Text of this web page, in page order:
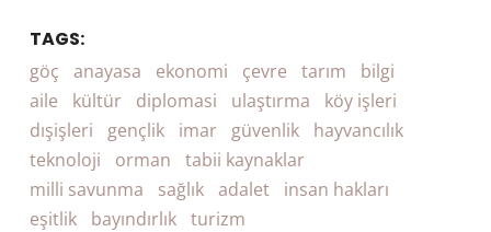
TAGS:
göç anayasa ekonomi çevre tarım
bilgi
aile
kültür diplomasi ulaştırma
köy işleri
dışişleri
gençlik imar güvenlik
hayvancılık
teknoloji
orman
tabii kaynaklar
milli savunma
sağlık adalet
insan hakları
eşitlik
bayındırlık turizm